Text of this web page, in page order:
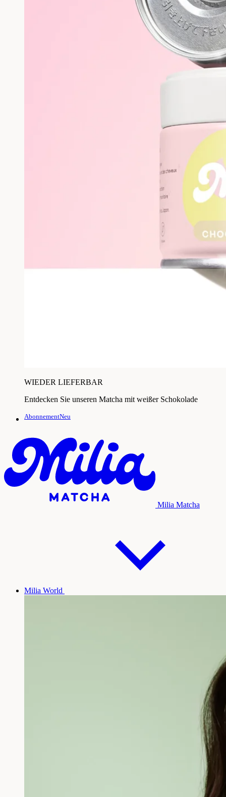
WIEDER LIEFERBAR
Entdecken Sie unseren Matcha mit weißer Schokolade
AbonnementNeu
Milia Matcha
Milia World